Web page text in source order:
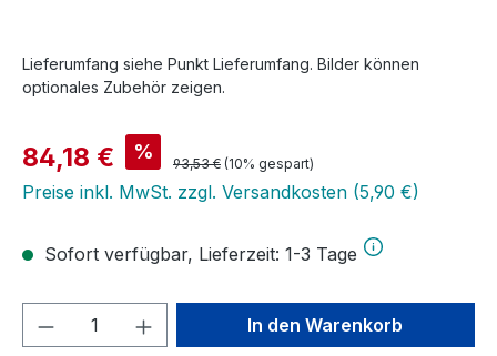
Lieferumfang siehe Punkt Lieferumfang. Bilder können
optionales Zubehör zeigen.
Verkaufspreis:
84,18 € % Regulärer Preis:
93,53 € (10% gespart)
Preise inkl. MwSt. zzgl. Versandkosten (5,90 €)
Sofort verfügbar, Lieferzeit: 1-3 Tage
Produkt Anzahl: Gib denIn den Warenkorb